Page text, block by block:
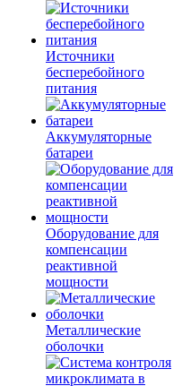
Источники
бесперебойного
питания
Аккумуляторные
батареи
Оборудование для
компенсации
реактивной
мощности
Металлические
оболочки